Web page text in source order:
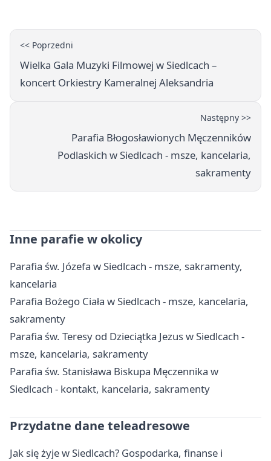
<< Poprzedni
Wielka Gala Muzyki Filmowej w Siedlcach –
koncert Orkiestry Kameralnej Aleksandria
Następny >>
Parafia Błogosławionych Męczenników
Podlaskich w Siedlcach - msze, kancelaria,
sakramenty
Inne parafie w okolicy
Parafia św. Józefa w Siedlcach - msze, sakramenty,
kancelaria
Parafia Bożego Ciała w Siedlcach - msze, kancelaria,
sakramenty
Parafia św. Teresy od Dzieciątka Jezus w Siedlcach -
msze, kancelaria, sakramenty
Parafia św. Stanisława Biskupa Męczennika w
Siedlcach - kontakt, kancelaria, sakramenty
Przydatne dane teleadresowe
Jak się żyje w Siedlcach? Gospodarka, finanse i